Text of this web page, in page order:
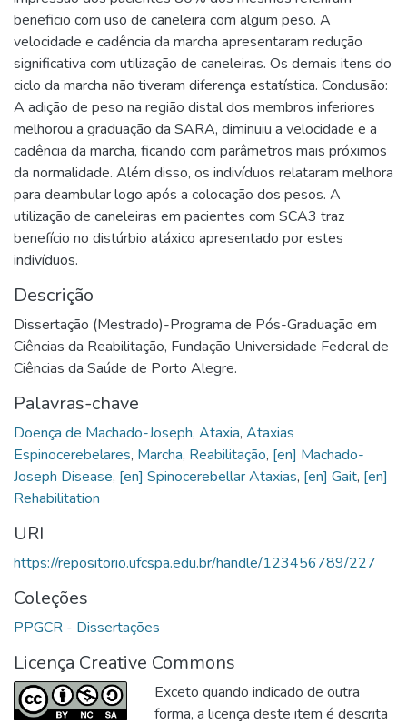
beneficio com uso de caneleira com algum peso. A
velocidade e cadência da marcha apresentaram redução
significativa com utilização de caneleiras. Os demais itens do
ciclo da marcha não tiveram diferença estatística. Conclusão:
A adição de peso na região distal dos membros inferiores
melhorou a graduação da SARA, diminuiu a velocidade e a
cadência da marcha, ficando com parâmetros mais próximos
da normalidade. Além disso, os indivíduos relataram melhora
para deambular logo após a colocação dos pesos. A
utilização de caneleiras em pacientes com SCA3 traz
benefício no distúrbio atáxico apresentado por estes
indivíduos.
Descrição
Dissertação (Mestrado)-Programa de Pós-Graduação em
Ciências da Reabilitação, Fundação Universidade Federal de
Ciências da Saúde de Porto Alegre.
Palavras-chave
Doença de Machado-Joseph, Ataxia, Ataxias
Espinocerebelares, Marcha, Reabilitação, [en] Machado-
Joseph Disease, [en] Spinocerebellar Ataxias, [en] Gait, [en]
Rehabilitation
URI
https://repositorio.ufcspa.edu.br/handle/123456789/227
Coleções
PPGCR - Dissertações
Licença Creative Commons
Exceto quando indicado de outra
forma, a licença deste item é descrita